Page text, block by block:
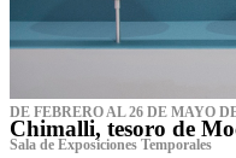
DE FEBRERO AL 26 DE MAYO
Chimalli, tesoro de
Sala de Exposiciones Temporales